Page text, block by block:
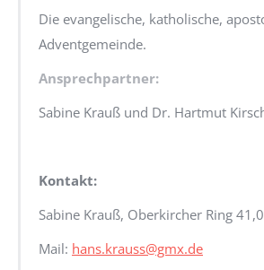
Die evangelische, katholische,
Adventgemeinde.
Ansprechpartner:
Sabine Krauß und Dr. Hartmut
Kontakt:
Sabine Krauß, Oberkircher Ring
Mail: hans.krauss@gmx.de